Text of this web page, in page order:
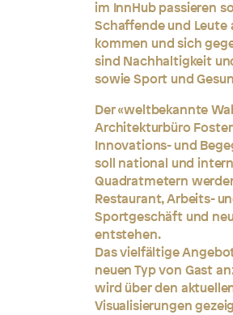
im InnHub passieren
Schaffende und Leute
kommen und sich
sind Nachhaltigkeit
sowie Sport und
Der «weltbekannte
Architekturbüro
Innovations- und
soll national und
Quadratmetern
Restaurant, Arbeits-
Sportgeschäft und
entstehen.
Das vielfältige
neuen Typ von Gast
wird über den
Visualisierungen